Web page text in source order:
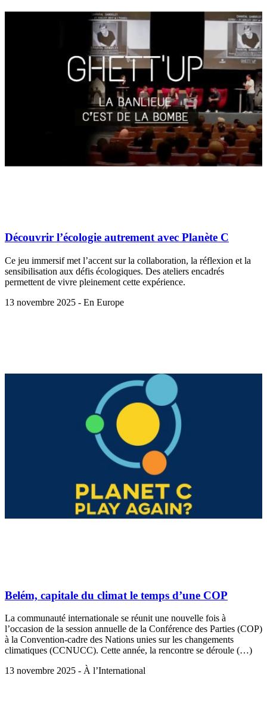
Découvrir l’écologie autrement avec Planète C
Ce jeu immersif met l’accent sur la collaboration, la réflexion et la
sensibilisation aux défis écologiques. Des ateliers encadrés
permettent de vivre pleinement cette expérience.
13 novembre 2025 - En Europe
Belém, capitale du climat le temps d’une COP
La communauté internationale se réunit une nouvelle fois à
l’occasion de la session annuelle de la Conférence des Parties (COP)
à la Convention-cadre des Nations unies sur les changements
climatiques (CCNUCC). Cette année, la rencontre se déroule (…)
13 novembre 2025 - À l’International